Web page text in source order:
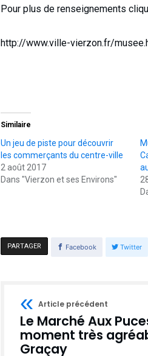
Pour plus de renseignements
http://www.ville-vierzon.fr/
Similaire
Un jeu de piste pour découvrir
les commerçants du centre-ville
2 août 2017
Dans "Vierzon et ses Environs"
PARTAGER Facebook Twitter
Article précédent
Le Marché Aux
moment très
Graçay